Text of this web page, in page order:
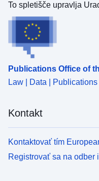
To spletišče upravlja
Publications Office of
Law | Data | Publications
Kontakt
Kontaktovať tím
Registrovať sa na odber